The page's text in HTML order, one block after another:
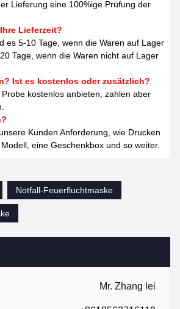
Mr. Zhang lei
Lieferung eine 100%ige Prüfung der
Lieferzeit?
es 5-10 Tage, wenn die Waren auf Lager
Tage, wenn die Waren nicht auf Lager
Ist es kostenlos oder zusätzlich?
kostenlos anbieten, zahlen aber
Kunden Anforderung, wie Drucken
eine Geschenkbox und so weiter.
Notfall-Feuerfluchtmaske